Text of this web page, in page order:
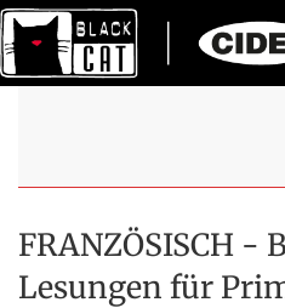
FRANZÖSISCH -
Lesungen für